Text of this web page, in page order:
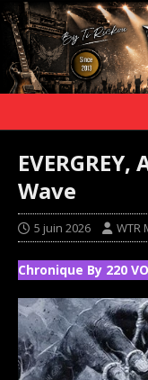
Wave
5 juin 2026 WTR
Chronique By 220